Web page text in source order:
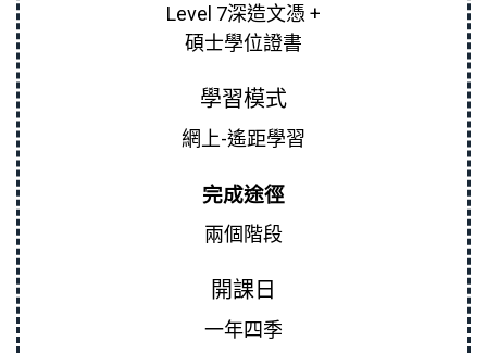
Level 7深造文憑 +
碩士學位證書
學習模式
網上-遙距學習
完成途徑
兩個階段
開課日
一年四季